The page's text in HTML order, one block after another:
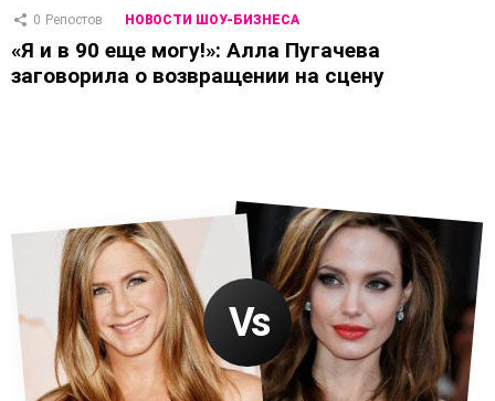
0 Репостов НОВОСТИ ШОУ-БИЗНЕСА
«Я и в 90 еще могу!»: Алла Пугачева
заговорила о возвращении на сцену